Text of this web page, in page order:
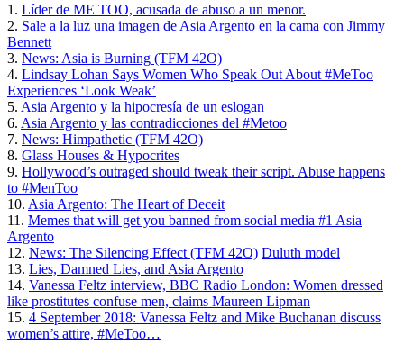
1. Líder de ME TOO, acusada de abuso a un menor.
2. Sale a la luz una imagen de Asia Argento en la cama con Jimmy
Bennett
3. News: Asia is Burning (TFM 42O)
4. Lindsay Lohan Says Women Who Speak Out About #MeToo
Experiences ‘Look Weak’
5. Asia Argento y la hipocresía de un eslogan
6. Asia Argento y las contradicciones del #Metoo
7. News: Himpathetic (TFM 42O)
8. Glass Houses & Hypocrites
9. Hollywood’s outraged should tweak their script. Abuse happens
to #MenToo
10. Asia Argento: The Heart of Deceit
11. Memes that will get you banned from social media #1 Asia
Argento
12. News: The Silencing Effect (TFM 42O) Duluth model
13. Lies, Damned Lies, and Asia Argento
14. Vanessa Feltz interview, BBC Radio London: Women dressed
like prostitutes confuse men, claims Maureen Lipman
15. 4 September 2018: Vanessa Feltz and Mike Buchanan discuss
women’s attire, #MeToo…